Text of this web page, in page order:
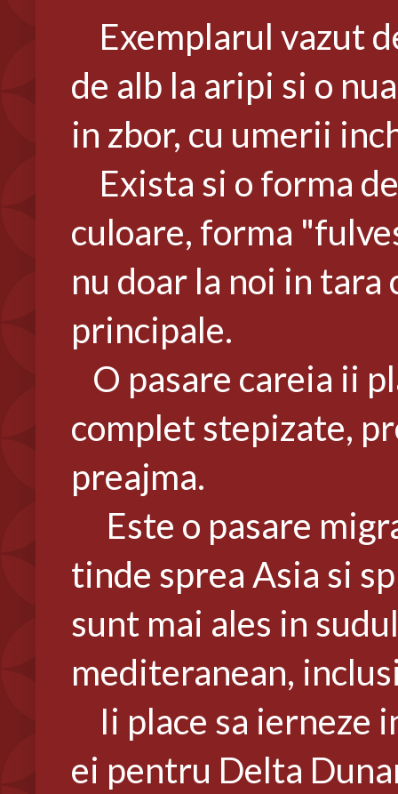
Exemplarul vazut
de alb la aripi si o
in zbor, cu umerii
Exista si o forma
culoare, forma
nu doar la noi in
principale.
O pasare careia ii
complet stepizate,
preajma.
Este o pasare
tinde sprea Asia si
sunt mai ales in
mediteranean,
Ii place sa ierneze
ei pentru Delta